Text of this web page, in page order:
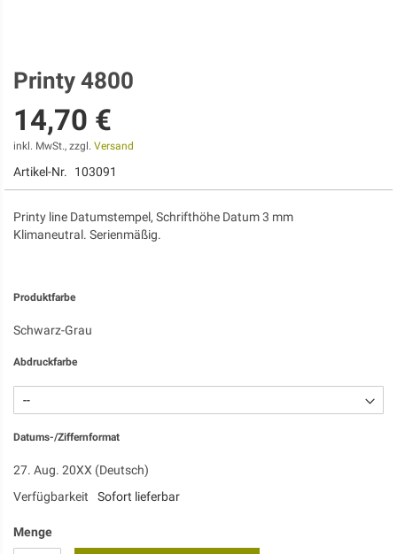
Zum
der
Bildgalerie
springen
Printy 4800
14,70 €
inkl. MwSt., zzgl. Versand
Artikel-Nr. 103091
Printy line Datumstempel, Schrifthöhe Datum 3 mm
Klimaneutral. Serienmäßig.
Produktfarbe
Schwarz-Grau
Abdruckfarbe
Datums-/Ziffernformat
27. Aug. 20XX (Deutsch)
Verfügbarkeit
Sofort lieferbar
Menge